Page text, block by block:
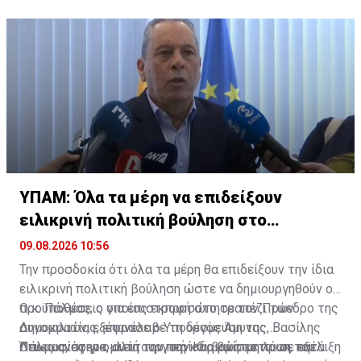
ΥΠΑΜ: Όλα τα μέρη να επιδείξουν
ειλικρινή πολιτική βούληση στο
Κυπριακό
09.08.2026 10:56
Την προσδοκία ότι όλα τα μέρη θα επιδείξουν την ίδια
ειλικρινή πολιτική βούληση ώστε να δημιουργηθούν οι
προϋποθέσεις για επιστροφή στο τραπέζι των
συνομιλιών, εξέφρασε ο Υπουργός Άμυνας, Βασίλης
Πάλμας, στην ομιλία του, την Κυριακή το πρωι, κατά
Ο κ. Πάλμας, ο οποίος εκπροσώπησε τον Πρόεδρο της
Δημοκρατίας, επανέλαβε τη δέσμευση της
Λευκωσίας για «λειτουργική και βιώσιμη λύση του
Όπως ανέφερε, αυτή την περίοδο βρίσκεται σε εξέλιξη